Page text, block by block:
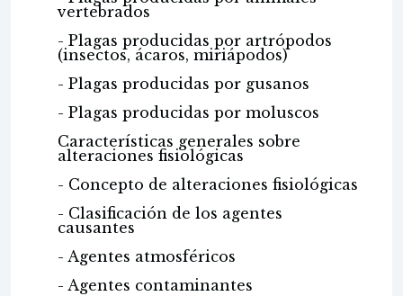
vertebrados
- Plagas producidas por artrópodos
(insectos, ácaros, miriápodos)
- Plagas producidas por gusanos
- Plagas producidas por moluscos
Características generales sobre
alteraciones fisiológicas
- Concepto de alteraciones fisiológicas
- Clasificación de los agentes
causantes
- Agentes atmosféricos
- Agentes contaminantes